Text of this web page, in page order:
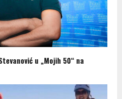
u „Mojih 50“ na